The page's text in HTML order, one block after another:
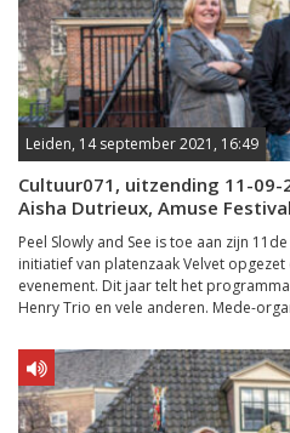
Leiden, 14 september 2021, 16:49
Cultuur071, uitzending 11-09-
Aisha Dutrieux, Amuse
Peel Slowly and See is toe aan zijn
initiatief van platenzaak Velvet
evenement. Dit jaar telt het
Henry Trio en vele anderen. Mede-